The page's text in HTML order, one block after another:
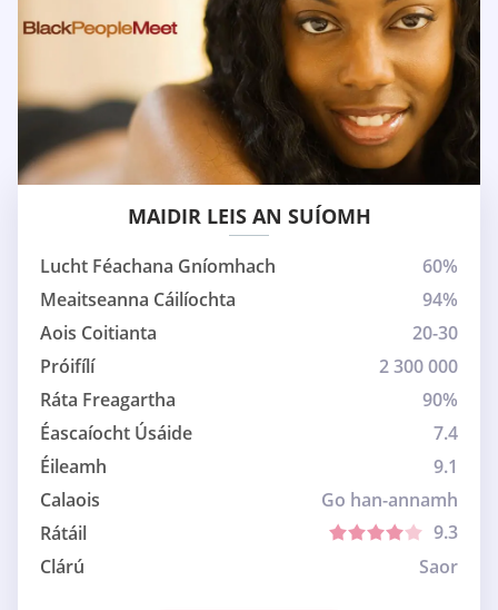
MAIDIR LEIS AN SUÍOMH
Lucht Féachana Gníomhach
60%
Meaitseanna Cáilíochta
94%
Aois Coitianta
20-30
Próifílí
2 300 000
Ráta Freagartha
90%
Éascaíocht Úsáide
7.4
Éileamh
9.1
Calaois
Go han-annamh
Rátáil
9.3
Clárú
Saor